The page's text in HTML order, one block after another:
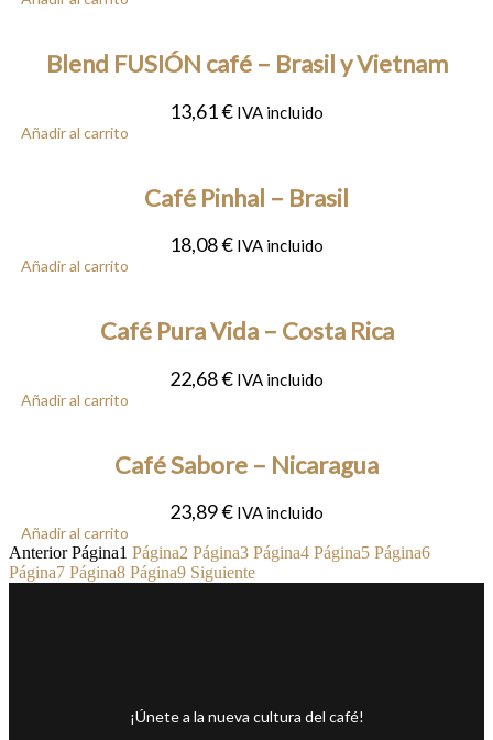
Blend FUSIÓN café – Brasil y Vietnam
13,61€ IVA incluido
Añadir al carrito
Café Pinhal – Brasil
18,08€ IVA incluido
Añadir al carrito
Café Pura Vida – Costa Rica
22,68€ IVA incluido
Añadir al carrito
Café Sabore – Nicaragua
23,89€ IVA incluido
Añadir al carrito
Anterior Página1 Página2 Página3 Página4 Página5 Página6
Página7 Página8 Página9 Siguiente
¡Únete a la nueva cultura del café!